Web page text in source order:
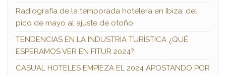
Radiografía de la temporada hotelera en Ibiza: del
pico de mayo al ajuste de otoño
TENDENCIAS EN LA INDUSTRIA TURÍSTICA ¿QUÉ
ESPERAMOS VER EN FITUR 2024?
CASUAL HOTELES EMPIEZA EL 2024 APOSTANDO POR